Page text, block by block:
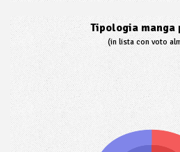
Tipologia
(in lista con voto